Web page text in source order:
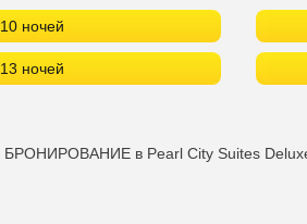
10 ночей
13 ночей
БРОНИРОВАНИЕ в Pearl City Suites